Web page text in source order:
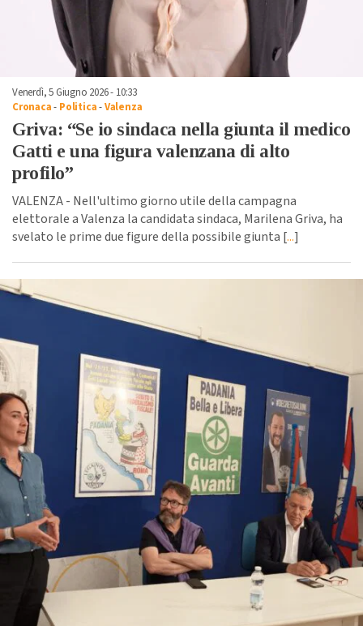
Venerdì, 5 Giugno 2026 - 10:33
Cronaca- Politica-Valenza
Griva: “Se io sindaca nella giunta il medico
Gatti e una figura valenzana di alto
profilo”
VALENZA - Nell'ultimo giorno utile della campagna
elettorale a Valenza la candidata sindaca, Marilena Griva, ha
svelato le prime due figure della possibile giunta [...]